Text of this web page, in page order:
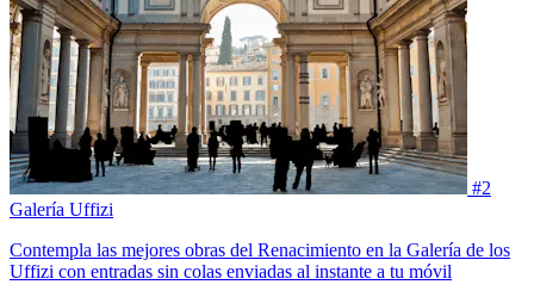
#2
Galería Uffizi
Contempla las mejores obras del Renacimiento en la Galería de los
Uffizi con entradas sin colas enviadas al instante a tu móvil